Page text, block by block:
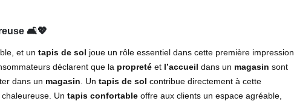
🛋️💖
et un tapis de sol joue un rôle essentiel dans cette première impression.
déclarent que la propreté et l’accueil dans un magasin sont
dans un magasin . Un tapis de sol contribue directement à cette
Un tapis confortable offre aux clients un espace agréable,